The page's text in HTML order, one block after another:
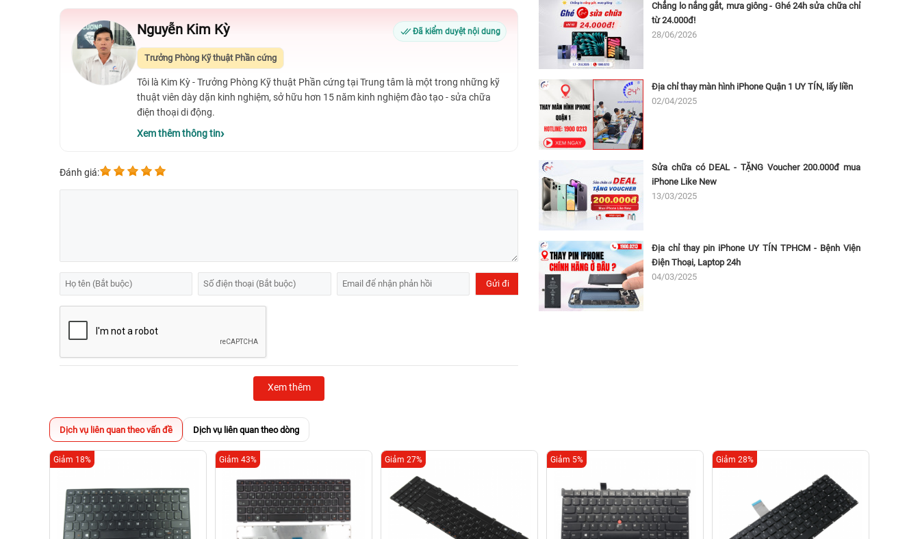
Nguyễn Kim Kỳ Đã kiểm duyệt nội dung
Trưởng Phòng Kỹ thuật Phần cứng
Tôi là Kim Kỳ - Trưởng Phòng Kỹ thuật Phần cứng tại Trung tâm là một trong những kỹ
thuật viên dày dặn kinh nghiệm, sở hữu hơn 15 năm kinh nghiệm đào tạo - sửa chữa
điện thoại di động.
Xem thêm thông tin
Đánh giá:
Xem thêm
Chẳng lo nắng gắt, mưa giông - Ghé 24h sửa chữa chỉ
từ 24.000đ!
28/06/2026
Địa chỉ thay màn hình iPhone Quận 1 UY TÍN, lấy liền
02/04/2025
Sửa chữa có DEAL - TẶNG Voucher 200.000đ mua
iPhone Like New
13/03/2025
Địa chỉ thay pin iPhone UY TÍN TPHCM - Bệnh Viện
Điện Thoại, Laptop 24h
04/03/2025
Dịch vụ liên quan theo vấn đề Dịch vụ liên quan theo dòng
Giảm 18% Giảm 43% Giảm 27% Giảm 5% Giảm 28%